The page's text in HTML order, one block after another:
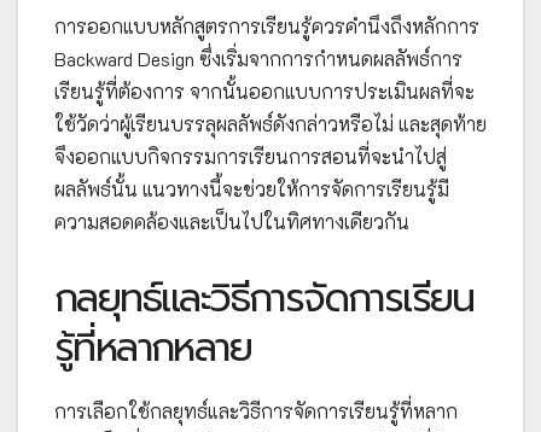
การออกแบบหลักสูตรการเรียนรู้ควรคำนึงถึงหลักการ
Backward Design ซึ่งเริ่มจากการกำหนดผลลัพธ์การ
เรียนรู้ที่ต้องการ จากนั้นออกแบบการประเมินผลที่จะ
ใช้วัดว่าผู้เรียนบรรลุผลลัพธ์ดังกล่าวหรือไม่ และสุดท้าย
จึงออกแบบกิจกรรมการเรียนการสอนที่จะนำไปสู่
ผลลัพธ์นั้น แนวทางนี้จะช่วยให้การจัดการเรียนรู้มี
ความสอดคล้องและเป็นไปในทิศทางเดียวกัน
กลยุทธ์และวิธีการจัดการเรียน
รู้ที่หลากหลาย
การเลือกใช้กลยุทธ์และวิธีการจัดการเรียนรู้ที่หลาก